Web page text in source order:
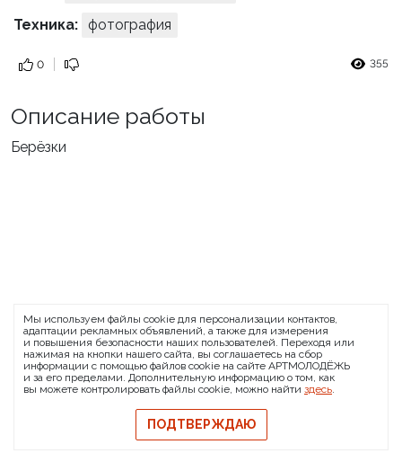
Техника: фотография
0 355
Описание работы
Берёзки
О проекте FAQ
Банковские реквизиты
Сообщить о баге
© 2026 АРТМОЛОДЁЖЬ
Политика конфиденциальности
Политика обмена и возврата
Свидетельство на товарный знак
Публичная оферта
Мы используем файлы cookie для персонализации контактов,
адаптации рекламных объявлений, а также для измерения
и повышения безопасности наших пользователей. Переходя или
нажимая на кнопки нашего сайта, вы соглашаетесь на сбор
информации с помощью файлов cookie на сайте АРТМОЛОДЁЖЬ
и за его пределами. Дополнительную информацию о том, как
вы можете контролировать файлы cookie, можно найти здесь.
ПОДТВЕРЖДАЮ